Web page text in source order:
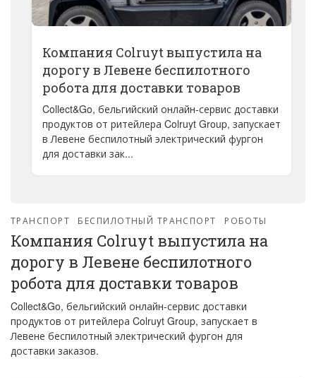
Компания Colruyt выпустила на
дорогу в Левене беспилотного
робота для доставки товаров
Collect&Go, бельгийский онлайн-сервис доставки
продуктов от ритейлера Colruyt Group, запускает
в Левене беспилотный электрический фургон
для доставки зак...
ТРАНСПОРТ БЕСПИЛОТНЫЙ ТРАНСПОРТ РОБОТЫ
Компания Colruyt выпустила на
дорогу в Левене беспилотного
робота для доставки товаров
Collect&Go, бельгийский онлайн-сервис доставки
продуктов от ритейлера Colruyt Group, запускает в
Левене беспилотный электрический фургон для
доставки заказов.